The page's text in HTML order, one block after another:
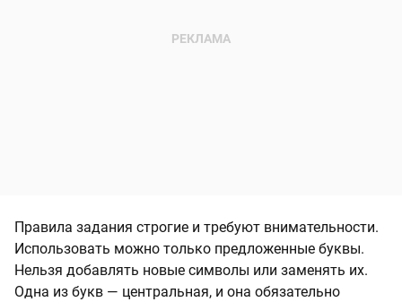
Правила задания строгие и требуют внимательности.
Использовать можно только предложенные буквы.
Нельзя добавлять новые символы или заменять их.
Одна из букв — центральная, и она обязательно